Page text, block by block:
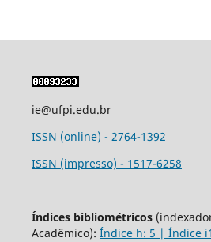
ie@ufpi.edu.br
ISSN (online) - 2764-1392
ISSN (impresso) - 1517-6258
Índices bibliométricos
Acadêmico): Índice h: 5 | Índice